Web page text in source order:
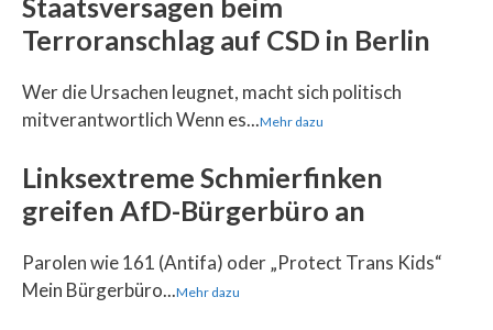
Terroranschlag auf CSD in Berlin
Wer die Ursachen leugnet, macht sich politisch
mitverantwortlich Wenn es...Mehr dazu
Linksextreme Schmierfinken
greifen AfD-Bürgerbüro an
Parolen wie 161 (Antifa) oder „Protect Trans Kids“
Mein Bürgerbüro...Mehr dazu